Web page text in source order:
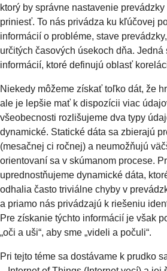
ktorý by správne nastavenie
priniesť. To nás privádza ku kľúčovej
informácií o probléme, stave
určitých časových úsekoch dňa. Jedná
informácií, ktoré definujú oblasť
Niekedy môžeme získať toľko dát, že
ale je lepšie mať k dispozícii viac
všeobecnosti rozlišujeme dva typy
dynamické. Statické dáta sa zbierajú
(mesačnej ci ročnej) a neumožňujú
orientovaní sa v skúmanom procese.
uprednostňujeme dynamické dáta,
odhalia často triviálne chyby v
a priamo nás privádzajú k riešeniu
Pre získanie týchto informácií je však
„oči a uši“, aby sme „videli a počuli“.
Pri tejto téme sa dostávame k prudko